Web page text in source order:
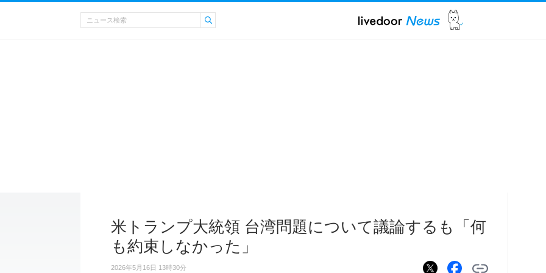
米トランプ大統領 台湾問題について議論するも「何
も約束しなかった」
2026年5月16日 13時30分